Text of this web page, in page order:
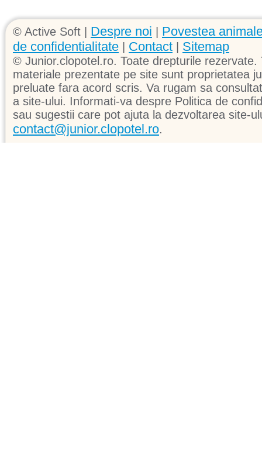
© Active Soft | Despre noi
Povestea
de confidentialitate
Contact Sitemap
© Junior.clopotel.ro. Toate drepturile
materiale prezentate pe site sunt proprietatea
preluate fara acord scris. Va rugam sa
a site-ului. Informati-va despre Politica de
sau sugestii care pot ajuta la dezvoltarea site-
contact@junior.clopotel.ro.